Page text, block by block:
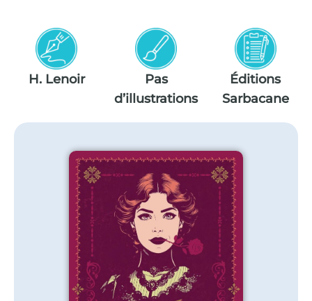
H. Lenoir
Pas
d’illustrations
Éditions
Sarbacane